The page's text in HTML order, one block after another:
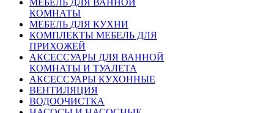
КОМНАТЫ
МЕБЕЛЬ ДЛЯ КУХНИ
КОМПЛЕКТЫ МЕБЕЛЬ ДЛЯ
ПРИХОЖЕЙ
АКСЕССУАРЫ ДЛЯ ВАННОЙ
КОМНАТЫ И ТУАЛЕТА
АКСЕССУАРЫ КУХОННЫЕ
ВЕНТИЛЯЦИЯ
ВОДООЧИСТКА